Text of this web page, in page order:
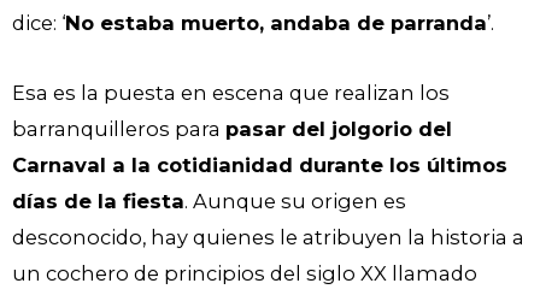
dice: ‘No estaba muerto, andaba de parranda’.
Esa es la puesta en escena que realizan los
barranquilleros para pasar del jolgorio del
Carnaval a la cotidianidad durante los últimos
días de la fiesta. Aunque su origen es
desconocido, hay quienes le atribuyen la historia a
un cochero de principios del siglo XX llamado